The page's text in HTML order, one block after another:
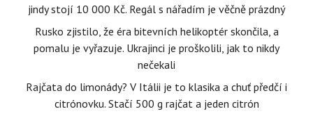
jindy stojí 10 000 Kč. Regál s nářadím je věčně prázdný
Rusko zjistilo, že éra bitevních helikoptér skončila, a
pomalu je vyřazuje. Ukrajinci je proškolili, jak to nikdy
nečekali
Rajčata do limonády? V Itálii je to klasika a chuť předčí i
citrónovku. Stačí 500 g rajčat a jeden citrón